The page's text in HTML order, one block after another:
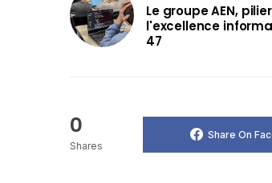
Le groupe AEN,
l'excellence
47
0
Shares
Share On